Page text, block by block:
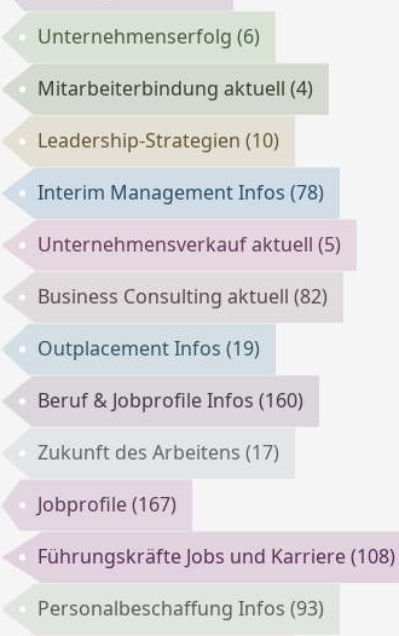
Unternehmenserfolg (6)
Mitarbeiterbindung aktuell (4)
Leadership-Strategien (10)
Interim Management Infos (78)
Unternehmensverkauf aktuell (5)
Business Consulting aktuell (82)
Outplacement Infos (19)
Beruf & Jobprofile Infos (160)
Zukunft des Arbeitens (17)
Jobprofile(167)
Führungskräfte Jobs und Karriere(108)
Personalbeschaffung Infos (93)